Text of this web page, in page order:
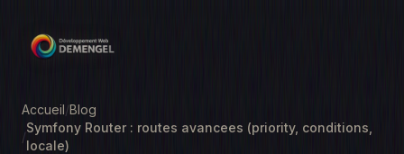
Accueil/Blog
/
Symfony Router : routes avancees (priority, conditions,
locale)